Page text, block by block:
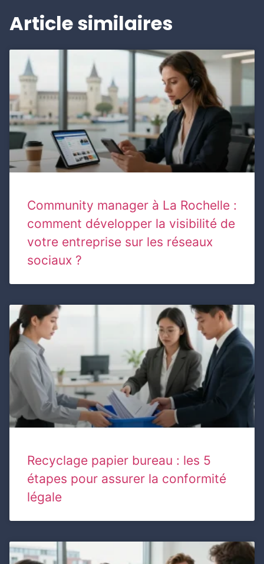
Article similaires
Community manager à La Rochelle :
comment développer la visibilité de
votre entreprise sur les réseaux
sociaux ?
Recyclage papier bureau : les 5
étapes pour assurer la conformité
légale